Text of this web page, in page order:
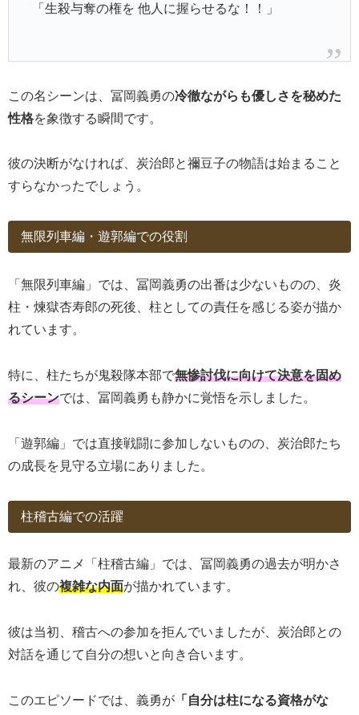
「生殺与奪の権を 他人に握らせるな！！」
この名シーンは、冨岡義勇の冷徹ながらも優しさを秘めた
性格を象徴する瞬間です。
彼の決断がなければ、炭治郎と禰豆子の物語は始まること
すらなかったでしょう。
無限列車編・遊郭編での役割
「無限列車編」では、冨岡義勇の出番は少ないものの、炎
柱・煉獄杏寿郎の死後、柱としての責任を感じる姿が描か
れています。
特に、柱たちが鬼殺隊本部で無惨討伐に向けて決意を固め
るシーンでは、冨岡義勇も静かに覚悟を示しました。
「遊郭編」では直接戦闘に参加しないものの、炭治郎たち
の成長を見守る立場にありました。
柱稽古編での活躍
最新のアニメ「柱稽古編」では、冨岡義勇の過去が明かさ
れ、彼の複雑な内面が描かれています。
彼は当初、稽古への参加を拒んでいましたが、炭治郎との
対話を通じて自分の想いと向き合います。
このエピソードでは、義勇が 「自分は柱になる資格がな